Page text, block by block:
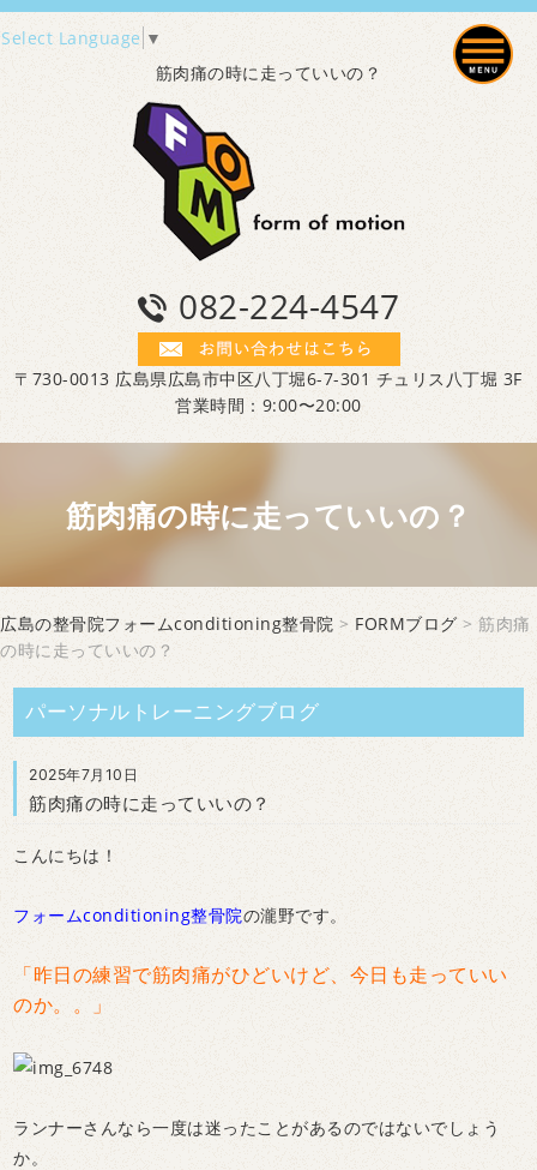
Select Language ▼
筋肉痛の時に走っていいの？
082-224-4547
〒730-0013 広島県広島市中区八丁堀6-7-301 チュリス八丁堀 3F
営業時間：9:00〜20:00
筋肉痛の時に走っていいの？
広島の整骨院フォームconditioning整骨院 > FORMブログ > 筋肉痛
の時に走っていいの？
パーソナルトレーニングブログ
2025年7月10日
筋肉痛の時に走っていいの？
こんにちは！
フォームconditioning整骨院の瀧野です。
「昨日の練習で筋肉痛がひどいけど、今日も走っていい
のか。。」
ランナーさんなら一度は迷ったことがあるのではないでしょう
か。